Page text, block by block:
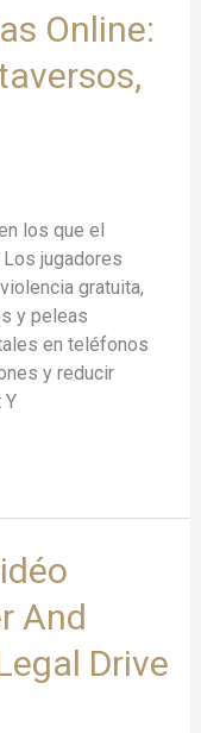
Online:
los que el
jugadores
gratuita,
y peleas
en teléfonos
y reducir
Y
And
Drive